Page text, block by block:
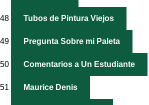
48 Tubos de Pintura Viejos
49 Pregunta Sobre mi Paleta
50 Comentarios a Un Estudiante
51 Maurice Denis